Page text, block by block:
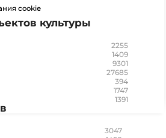
cookie
культуры
2255
1409
9301
27685
394
1747
1391
3047